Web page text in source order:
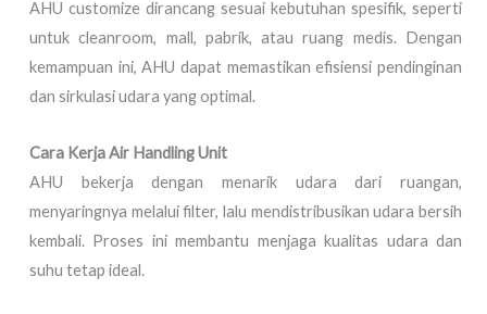
AHU customize dirancang sesuai kebutuhan spesifik, seperti
untuk cleanroom, mall, pabrik, atau ruang medis. Dengan
kemampuan ini, AHU dapat memastikan efisiensi pendinginan
dan sirkulasi udara yang optimal.
Cara Kerja Air Handling Unit
AHU bekerja dengan menarik udara dari ruangan,
menyaringnya melalui filter, lalu mendistribusikan udara bersih
kembali. Proses ini membantu menjaga kualitas udara dan
suhu tetap ideal.